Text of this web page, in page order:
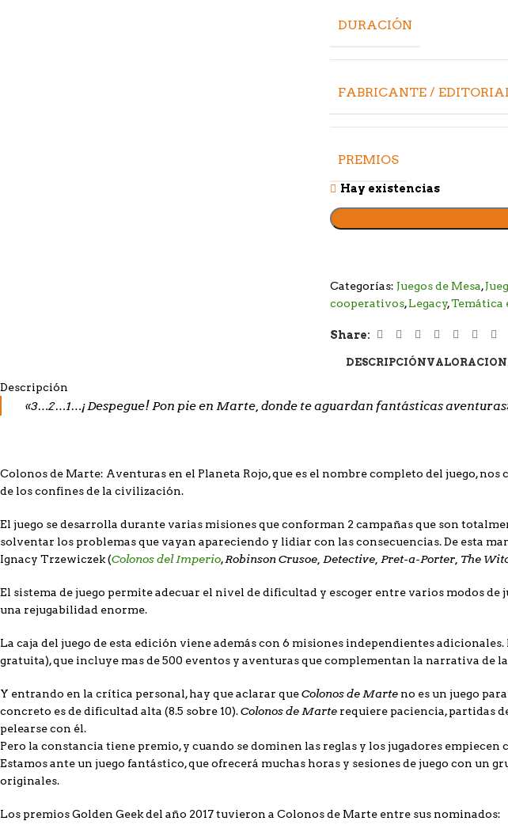
DURACIÓN
FABRICANTE /
PREMIOS
Hay existencias
Categorías: Juegos de Mesa,
cooperativos,Legacy,Temática
Share:
DESCRIPCIÓN
Descripción
«3…2…1…¡Despegue! Pon pie en Marte, donde te aguardan fantásticas
Colonos de Marte: Aventuras en el Planeta Rojo,que es el nombre completo del juego,
de los confines de la civilización.
El juego se desarrolla durante varias misiones que conforman 2 campañas que son
solventar los problemas que vayan apareciendo y lidiar con las consecuencias. De esta
Ignacy Trzewiczek (Colonos del Imperio,Robinson Crusoe, Detective, Pret-a-Porter, The
El sistema de juego permite adecuar el nivel de dificultad y escoger entre varios modos
una rejugabilidad enorme.
La caja del juego de esta edición viene además con 6 misiones independientes
gratuita), que incluye mas de 500 eventos y aventuras que complementan la narrativa de
Y entrando en la crítica personal, hay que aclarar queColonos de Marte no es un juego
concreto es de dificultad alta (8.5 sobre 10).Colonos de Marte requiere paciencia, partidas
pelearse con él.
Pero la constancia tiene premio, y cuando se dominen las reglas y los jugadores
Estamos ante un juego fantástico, que ofrecerá muchas horas y sesiones de juego con un
originales.
Los premios Golden Geek del año 2017 tuvieron a Colonos de Marte entre sus nominados: